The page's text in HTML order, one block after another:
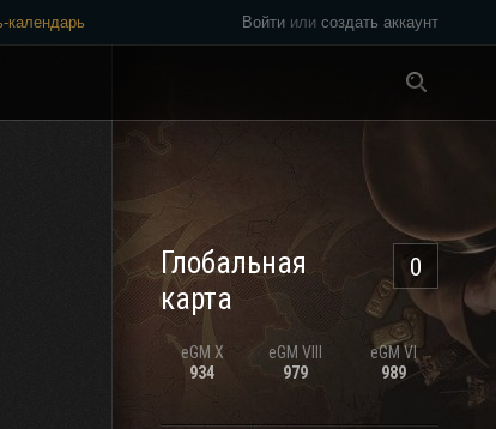
Войти или создать аккаунт
календарь
0
Глобальная
карта
eGM X
934
eGM VIII
979
eGM VI
989